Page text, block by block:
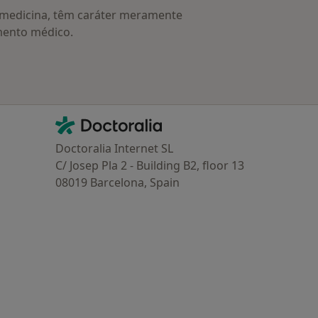
têm caráter meramente
médico.
Contacto
Doctoralia - Homepage
Doctoralia Internet SL
C/ Josep Pla 2 - Building B2, floor 13
08019 Barcelona, Spain